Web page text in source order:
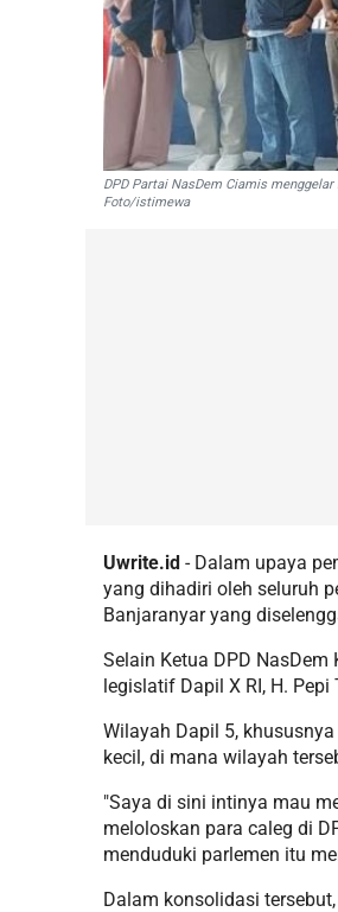
DPD Partai NasDem Ciamis
Foto/istimewa
Uwrite.id - Dalam upaya
yang dihadiri oleh seluruh
Banjaranyar yang
Selain Ketua DPD
legislatif Dapil X RI, H.
Wilayah Dapil 5,
kecil, di mana wilayah
"Saya di sini intinya mau
meloloskan para caleg di
menduduki parlemen itu
Dalam konsolidasi